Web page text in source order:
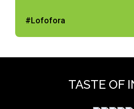
#Lofofora
TASTE OF